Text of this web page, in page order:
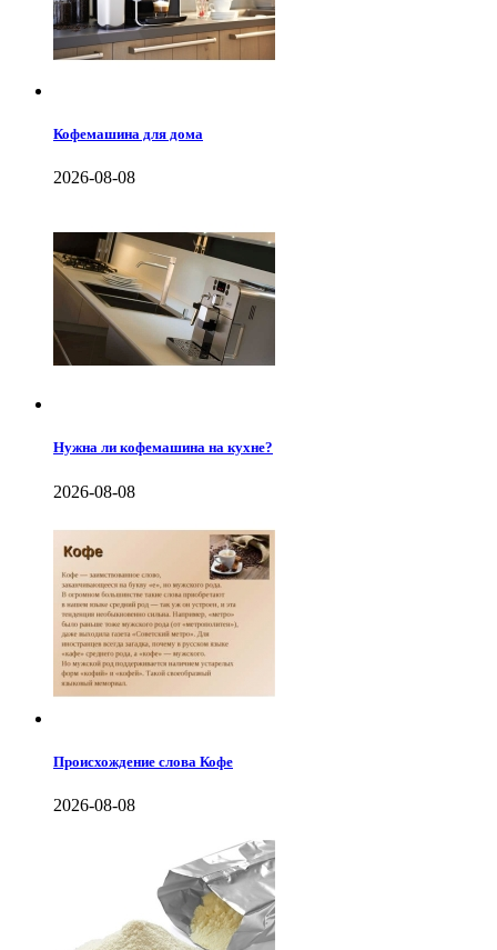
Кофемашина для дома
2026-08-08
Нужна ли кофемашина на кухне?
2026-08-08
Происхождение слова Кофе
2026-08-08